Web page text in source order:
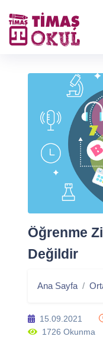
Öğrenme
Değildir
Ana Sayfa
15.09.2021
1726 Okunma